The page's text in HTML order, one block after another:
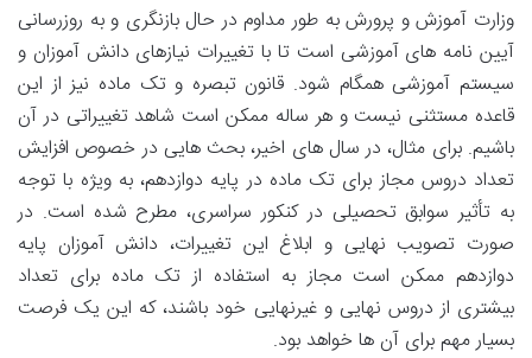
وزارت آموزش و پرورش به طور مداوم در حال بازنگری و به روزرسانی
آیین نامه های آموزشی است تا با تغییرات نیازهای دانش آموزان و
سیستم آموزشی همگام شود. قانون تبصره و تک ماده نیز از این
قاعده مستثنی نیست و هر ساله ممکن است شاهد تغییراتی در آن
باشیم. برای مثال، در سال های اخیر، بحث هایی در خصوص افزایش
تعداد دروس مجاز برای تک ماده در پایه دوازدهم، به ویژه با توجه
به تأثیر سوابق تحصیلی در کنکور سراسری، مطرح شده است. در
صورت تصویب نهایی و ابلاغ این تغییرات، دانش آموزان پایه
دوازدهم ممکن است مجاز به استفاده از تک ماده برای تعداد
بیشتری از دروس نهایی و غیرنهایی خود باشند، که این یک فرصت
بسیار مهم برای آن ها خواهد بود.